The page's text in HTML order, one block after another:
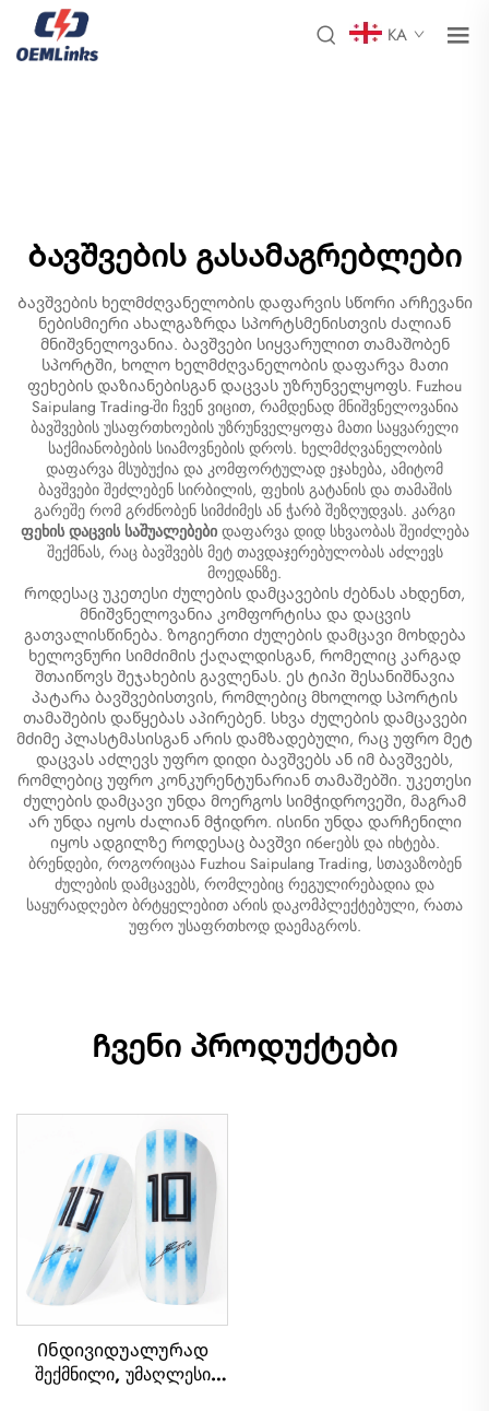
KA
Ბავშვების გასამაგრებლები
Ბავშვების ხელმძღვანელობის დაფარვის სწორი არჩევანი
ნებისმიერი ახალგაზრდა სპორტსმენისთვის ძალიან
მნიშვნელოვანია. ბავშვები სიყვარულით თამაშობენ
სპორტში, ხოლო ხელმძღვანელობის დაფარვა მათი
ფეხების დაზიანებისგან დაცვას უზრუნველყოფს. Fuzhou
Saipulang Trading-ში ჩვენ ვიცით, რამდენად მნიშვნელოვანია
ბავშვების უსაფრთხოების უზრუნველყოფა მათი საყვარელი
საქმიანობების სიამოვნების დროს. ხელმძღვანელობის
დაფარვა მსუბუქია და კომფორტულად ეჯახება, ამიტომ
ბავშვები შეძლებენ სირბილის, ფეხის გატანის და თამაშის
გარეშე რომ გრძნობენ სიმძიმეს ან ჭარბ შეზღუდვას. კარგი
ფეხის დაცვის საშუალებები დაფარვა დიდ სხვაობას შეიძლება
შექმნას, რაც ბავშვებს მეტ თავდაჯერებულობას აძლევს
მოედანზე.
Როდესაც უკეთესი ძულების დამცავების ძებნას ახდენთ,
მნიშვნელოვანია კომფორტისა და დაცვის
გათვალისწინება. ზოგიერთი ძულების დამცავი მოხდება
ხელოვნური სიმძიმის ქაღალდისგან, რომელიც კარგად
შთაიწოვს შეჯახების გავლენას. ეს ტიპი შესანიშნავია
პატარა ბავშვებისთვის, რომლებიც მხოლოდ სპორტის
თამაშების დაწყებას აპირებენ. სხვა ძულების დამცავები
მძიმე პლასტმასისგან არის დამზადებული, რაც უფრო მეტ
დაცვას აძლევს უფრო დიდი ბავშვებს ან იმ ბავშვებს,
რომლებიც უფრო კონკურენტუნარიან თამაშებში. უკეთესი
ძულების დამცავი უნდა მოერგოს სიმჭიდროვეში, მაგრამ
არ უნდა იყოს ძალიან მჭიდრო. ისინი უნდა დარჩენილი
იყოს ადგილზე როდესაც ბავშვი იбегებს და იხტება.
ბრენდები, როგორიცაა Fuzhou Saipulang Trading, სთავაზობენ
ძულების დამცავებს, რომლებიც რეგულირებადია და
საყურადღებო ბრტყელებით არის დაკომპლექტებული, რათა
უფრო უსაფრთხოდ დაემაგროს.
Ჩვენი პროდუქტები
Ინდივიდუალურად
შექმნილი, უმაღლესი